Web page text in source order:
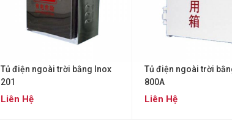
Tủ điện ngoài trời bằng Inox
201
Liên Hệ
Tủ điện ngoài trời
800A
Liên Hệ